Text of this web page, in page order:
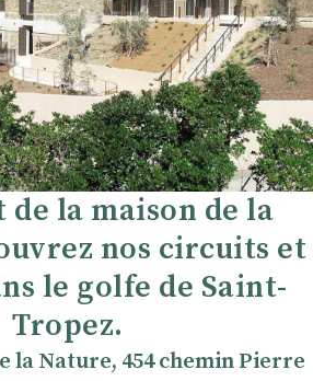
de la maison de la
nos circuits et
le golfe de Saint-
Tropez.
la Nature, 454 chemin Pierre